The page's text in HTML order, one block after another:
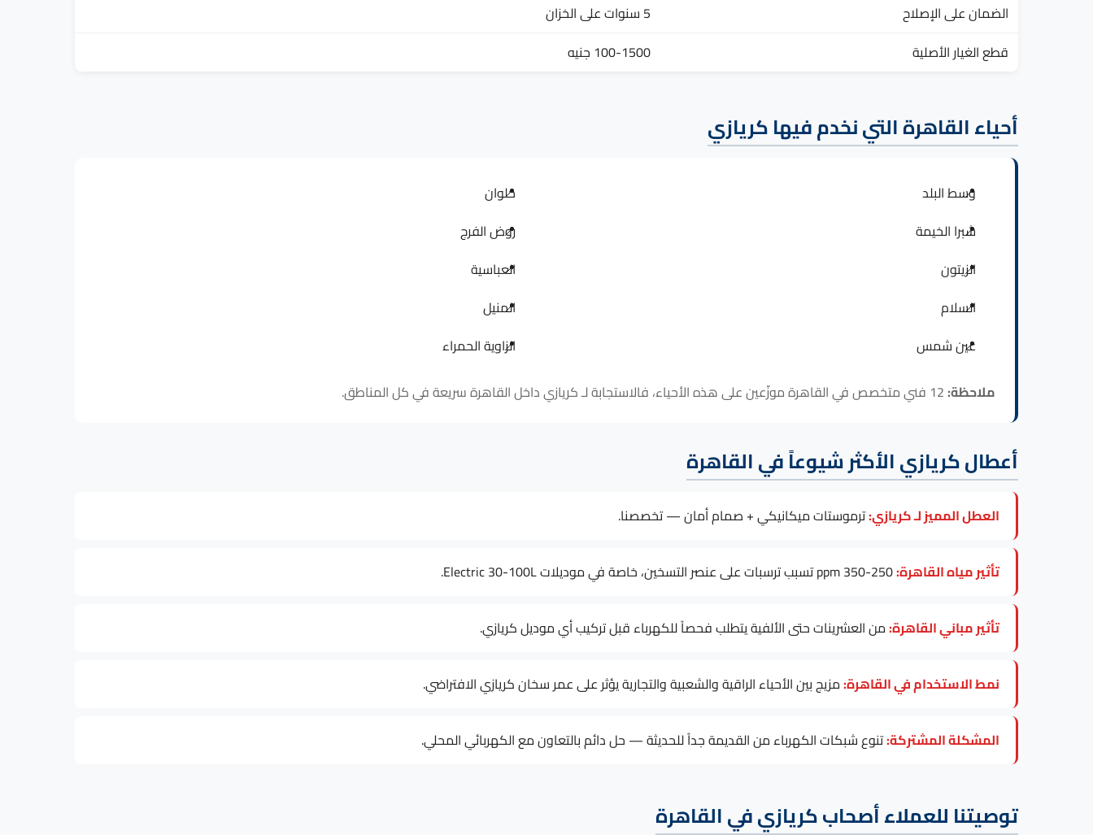
الضمان على الإصلاح
5 سنوات على الخزان
قطع الغيار الأصلية
100-1500 جنيه
أحياء القاهرة التي نخدم فيها كريازي
وسط البلد
شبرا الخيمة
الزيتون
السلام
عين شمس
حلوان
روض الفرج
العباسية
المنيل
الزاوية الحمراء
ملاحظة:
أعطال كريازي الأكثر شيوعاً في القاهرة
العطل المميز لـ كريازي:ترموستات ميكانيكي + صمام أمان — تخصصنا.
تأثير مياه القاهرة:
تأثير مباني القاهرة:من العشرينات حتى الألفية يتطلب فحصاً للكهرباء قبل تركيب أي موديل كريازي.
نمط الاستخدام في القاهرة:مزيج بين الأحياء الراقية والشعبية والتجارية يؤثر على عمر سخان كريازي الافتراضي.
المشكلة المشتركة:تنوع شبكات الكهرباء من القديمة جداً للحديثة — حل دائم بالتعاون مع الكهربائي المحلي.
توصيتنا للعملاء أصحاب كريازي في القاهرة